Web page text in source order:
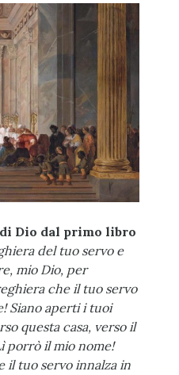
Dio dal primo libro
del tuo servo e
mio Dio, per
che il tuo servo
Siano aperti i tuoi
questa casa, verso il
porrò il mio nome!
il tuo servo innalza in